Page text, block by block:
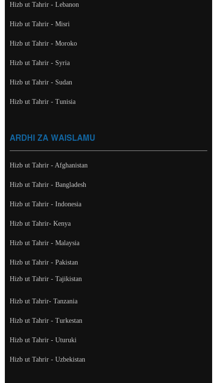
Hizb ut Tahrir - Lebanon
Hizb ut Tahrir - Misri
Hizb ut Tahrir - Moroko
Hizb ut Tahrir - Syria
Hizb ut Tahrir - Sudan
Hizb ut Tahrir - Tunisia
ARDHI ZA WAISLAMU
Hizb ut Tahrir - Afghanistan
Hizb ut Tahrir - Bangladesh
Hizb ut Tahrir - Indonesia
Hizb ut Tahrir- Kenya
Hizb ut Tahrir - Malaysia
Hizb ut Tahrir - Pakistan
Hizb ut Tahrir - Tajikistan
Hizb ut Tahrir- Tanzania
Hizb ut Tahrir - Turkestan
Hizb ut Tahrir - Uturuki
Hizb ut Tahrir - Uzbekistan